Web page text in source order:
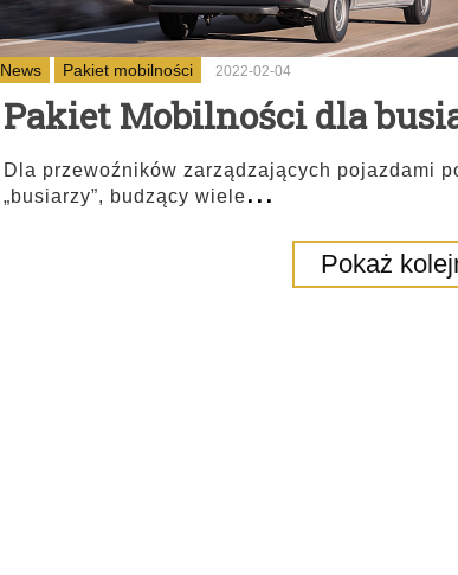
News Pakiet mobilności 2022-02-04
Pakiet Mobilności dla
Dla przewoźników zarządzających pojazdami
„busiarzy”, budzący wiele...
Pokaż